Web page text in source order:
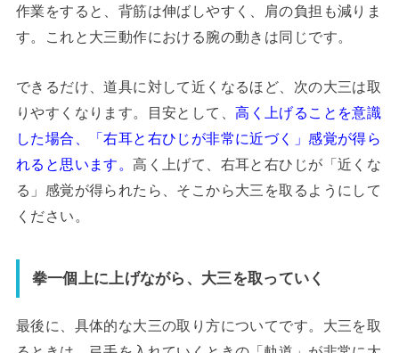
作業をすると、背筋は伸ばしやすく、肩の負担も減りま
す。これと大三動作における腕の動きは同じです。
できるだけ、道具に対して近くなるほど、次の大三は取
りやすくなります。目安として、高く上げることを意識
した場合、「右耳と右ひじが非常に近づく」感覚が得ら
れると思います。高く上げて、右耳と右ひじが「近くな
る」感覚が得られたら、そこから大三を取るようにして
ください。
拳一個上に上げながら、大三を取っていく
最後に、具体的な大三の取り方についてです。大三を取